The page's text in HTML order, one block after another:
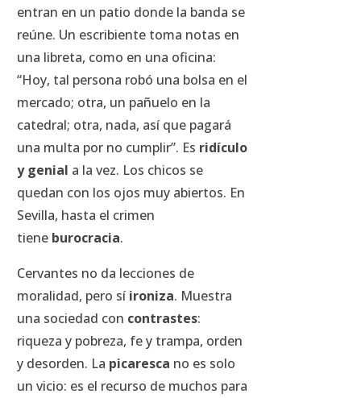
entran en un patio donde la banda se
reúne. Un escribiente toma notas en
una libreta, como en una oficina:
“Hoy, tal persona robó una bolsa en el
mercado; otra, un pañuelo en la
catedral; otra, nada, así que pagará
una multa por no cumplir”. Es ridículo
y genial a la vez. Los chicos se
quedan con los ojos muy abiertos. En
Sevilla, hasta el crimen
tiene burocracia.
Cervantes no da lecciones de
moralidad, pero sí ironiza. Muestra
una sociedad con contrastes:
riqueza y pobreza, fe y trampa, orden
y desorden. La picaresca no es solo
un vicio: es el recurso de muchos para